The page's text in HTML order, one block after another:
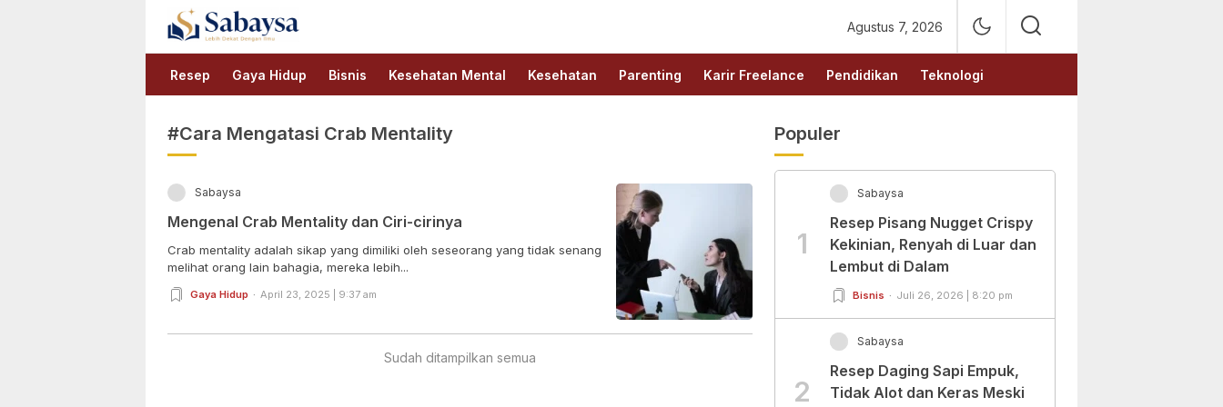
Sabaysa
Lebih Dekat Dengan Ilmu
Agustus 7, 2026
Resep Gaya Hidup Bisnis Kesehatan Mental Kesehatan Parenting Karir Freelance Pendidikan Teknologi
#Cara Mengatasi Crab Mentality
Sabaysa
Mengenal Crab Mentality dan Ciri-cirinya
Crab mentality adalah sikap yang dimiliki oleh seseorang yang tidak senang
melihat orang lain bahagia, mereka lebih...
Gaya Hidup April 23, 2025 | 9:37 am
Sudah ditampilkan semua
Populer
1
Sabaysa
Resep Pisang Nugget Crispy
Kekinian, Renyah di Luar dan
Lembut di Dalam
Bisnis Juli 26, 2026 | 8:20 pm
2
Sabaysa
Resep Daging Sapi Empuk,
Tidak Alot dan Keras Meski